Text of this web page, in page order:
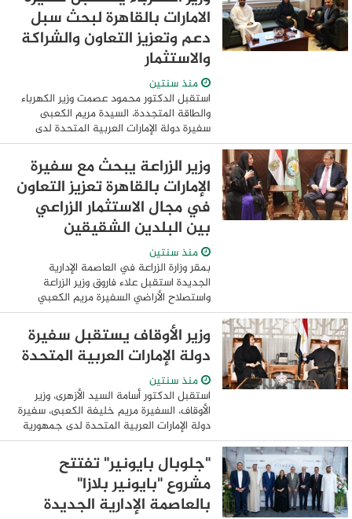
الامارات بالقاهرة لبحث سبل
دعم وتعزيز التعاون والشراكة
والاستثمار
منذ سنتين
استقبل الدكتور محمود عصمت وزير الكهرباء
والطاقة المتجددة، السيدة مريم الكعبى
سفيرة دولة الإمارات العربية المتحدة لدى
القاهرة ، بمقر الوزارة بالعاصمة الإدارية ، وذلك
لبحث سبل دعم وتعزيز التعاون ...
وزير الزراعة يبحث مع سفيرة
الإمارات بالقاهرة تعزيز التعاون
في مجال الاستثمار الزراعي
بين البلدين الشقيقين
منذ سنتين
بمقر وزارة الزراعة في العاصمة الإدارية
الجديدة استقبل علاء فاروق وزير الزراعة
واستصلاح الأراضي السفيرة مريم الكعبي
سفيرة دولة الإمارات العربية المتحدة بالقاهرة
وبحث معها تعزيز التعاون بين البلدين ...
وزير الأوقاف يستقبل سفيرة
دولة الإمارات العربية المتحدة
منذ سنتين
استقبل الدكتور أسامة السيد الأزهرى، وزير
الأوقاف، السفيرة مريم خليفة الكعبى، سفيرة
دولة الإمارات العربية المتحدة لدى جمهورية
مصر العربية والمندوب الدائم لدى جامعة
الدول العربية اليوم الأربعاء بمقر ...
"جلوبال بايونير" تفتتح
مشروع "بايونير بلازا"
بالعاصمة الإدارية الجديدة